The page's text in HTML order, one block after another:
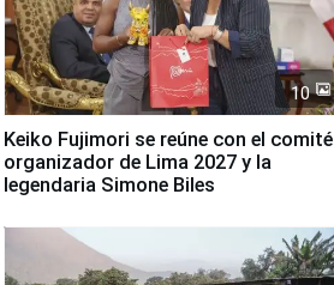
10
Keiko Fujimori se reúne con el comité
organizador de Lima 2027 y la
legendaria Simone Biles